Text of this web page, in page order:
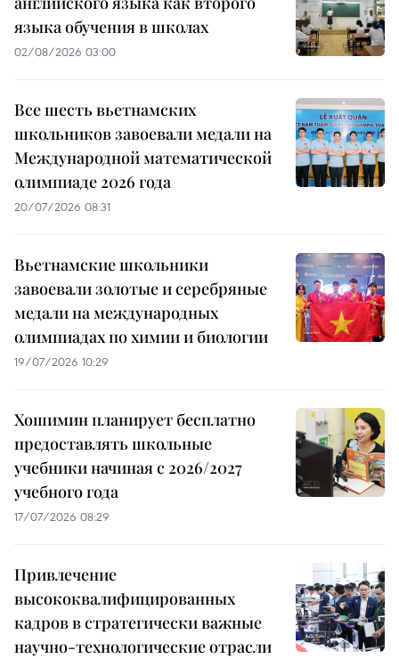
языка обучения в школах
02/08/2026 03:00
Все шесть вьетнамских
школьников завоевали медали на
Международной математической
олимпиаде 2026 года
20/07/2026 08:31
Вьетнамские школьники
завоевали золотые и серебряные
медали на международных
олимпиадах по химии и биологии
19/07/2026 10:29
Хошимин планирует бесплатно
предоставлять школьные
учебники начиная с 2026/2027
учебного года
17/07/2026 08:29
Привлечение
высококвалифицированных
кадров в стратегически важные
научно-технологические отрасли